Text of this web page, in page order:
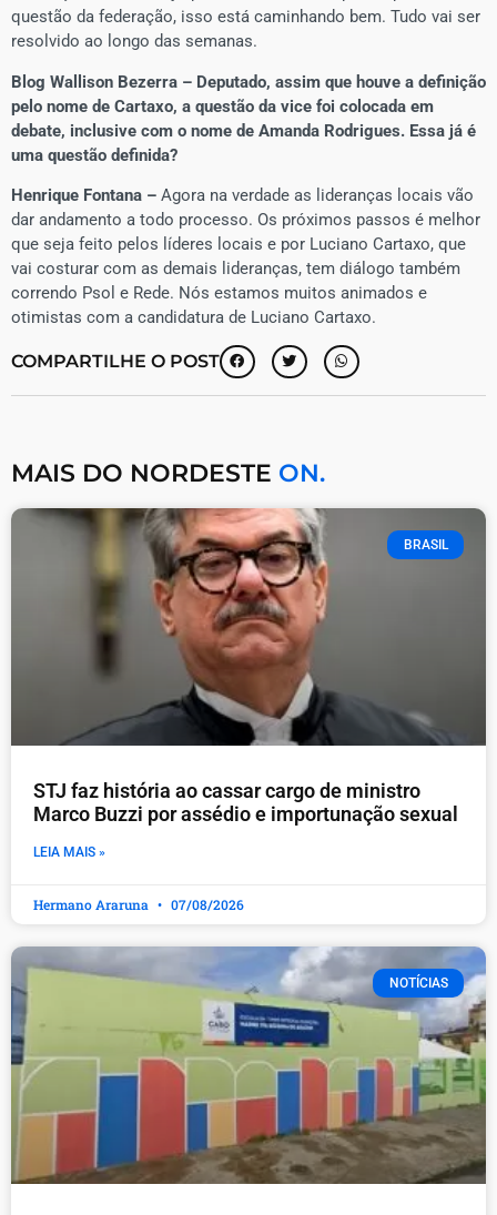
questão da federação, isso está caminhando bem. Tudo vai ser
resolvido ao longo das semanas.
Blog Wallison Bezerra – Deputado, assim que houve a definição
pelo nome de Cartaxo, a questão da vice foi colocada em
debate, inclusive com o nome de Amanda Rodrigues. Essa já é
uma questão definida?
Henrique Fontana – Agora na verdade as lideranças locais vão
dar andamento a todo processo. Os próximos passos é melhor
que seja feito pelos líderes locais e por Luciano Cartaxo, que
vai costurar com as demais lideranças, tem diálogo também
correndo Psol e Rede. Nós estamos muitos animados e
otimistas com a candidatura de Luciano Cartaxo.
COMPARTILHE O POST
MAIS DO NORDESTE ON.
BRASIL
STJ faz história ao cassar cargo de ministro
Marco Buzzi por assédio e importunação sexual
LEIA MAIS »
Hermano Araruna 07/08/2026
NOTÍCIAS